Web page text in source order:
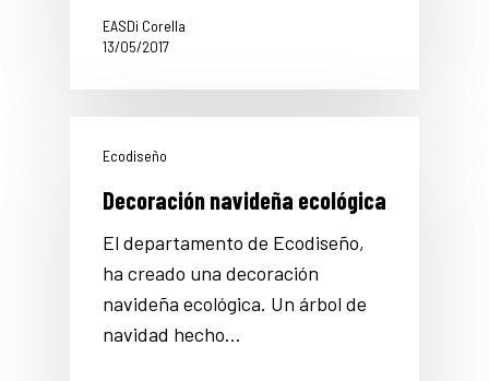
EASDi Corella
13/05/2017
Ecodiseño
Decoración navideña ecológica
El departamento de Ecodiseño,
ha creado una decoración
navideña ecológica. Un árbol de
navidad hecho…